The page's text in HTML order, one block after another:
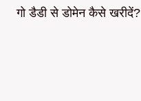
गो डैडी से डोमेन कैसे खरीदें?